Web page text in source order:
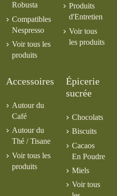
Robusta
Compatibles
Nespresso
Voir tous les
produits
Produits
d'Entretien
Voir tous
les produits
Accessoires
Autour du
Café
Autour du
Thé / Tisane
Voir tous les
produits
Épicerie
sucrée
Chocolats
Biscuits
Cacaos
En Poudre
Miels
Voir tous